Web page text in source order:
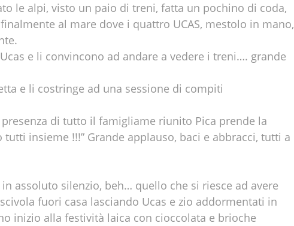
le alpi, visto un paio di treni, fatta un pochino di coda,
al mare dove i quattro UCAS, mestolo in mano,
e li convincono ad andare a vedere i treni…. grande
e li costringe ad una sessione di compiti
di tutto il famigliame riunito Pica prende la
insieme !!!” Grande applauso, baci e abbracci, tutti a
assoluto silenzio, beh… quello che si riesce ad avere
fuori casa lasciando Ucas e zio addormentati in
inizio alla festività laica con cioccolata e brioche